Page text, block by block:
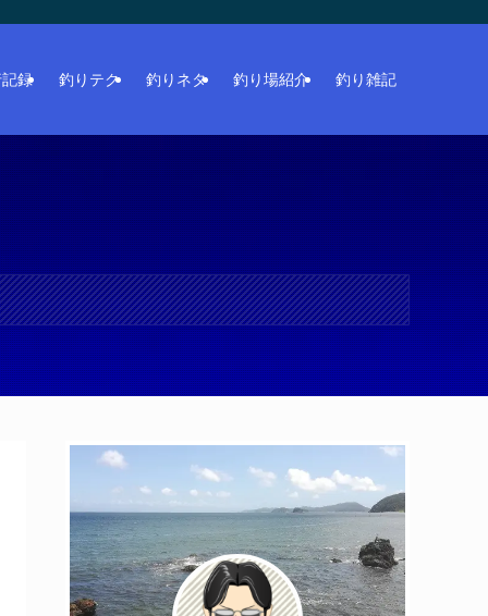
録 釣りテク 釣りネタ 釣り場紹介 釣り雑記